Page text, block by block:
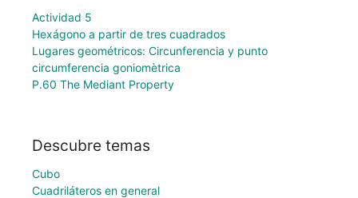
Actividad 5
Hexágono a partir de tres cuadrados
Lugares geométricos: Circunferencia y punto
circumferencia goniomètrica
P.60 The Mediant Property
Descubre temas
Cubo
Cuadriláteros en general